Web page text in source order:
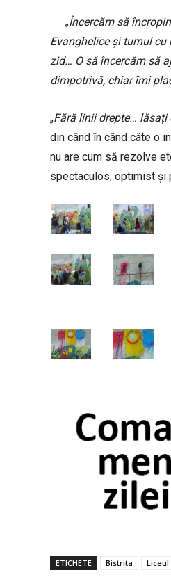
„Încercăm să
Evanghelice și turnul
zid… O să încercăm să
dimpotrivă, chiar îmi
„Fără linii drepte… lăsați
din când în când câte o
nu are cum să rezolve
spectaculos, optimist și
ETICHETE Bistrita Liceul